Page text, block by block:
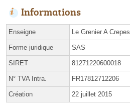
Informations
Enseigne Le Grenier A Crepes
Forme juridique SAS
SIRET 81271220600018
N° TVA Intra. FR17812712206
Création 22 juillet 2015